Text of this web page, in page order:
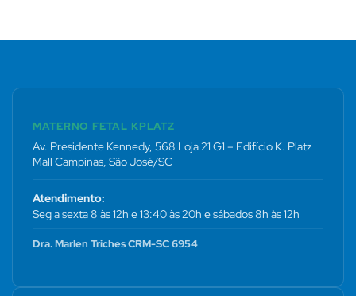
MATERNO FETAL KPLATZ
Av. Presidente Kennedy, 568 Loja 21 G1 – Edifício K. Platz
Mall Campinas, São José/SC
Atendimento:
Seg a sexta 8 às 12h e 13:40 às 20h e sábados 8h às 12h
Dra. Marlen Triches CRM-SC 6954